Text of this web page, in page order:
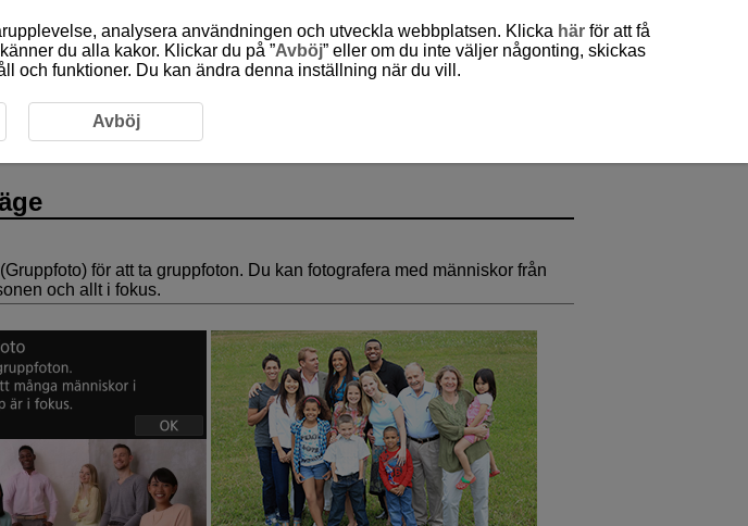
Gruppfoto) för att ta gruppfoton. Du kan fotografera med människor från
och allt i fokus.
analysera användningen och utveckla webbplatsen. Klicka här för att få
du alla kakor. Klickar du på ”Avböj” eller om du inte väljer någonting, skickas
och funktioner. Du kan ändra denna inställning när du vill.
Avböj